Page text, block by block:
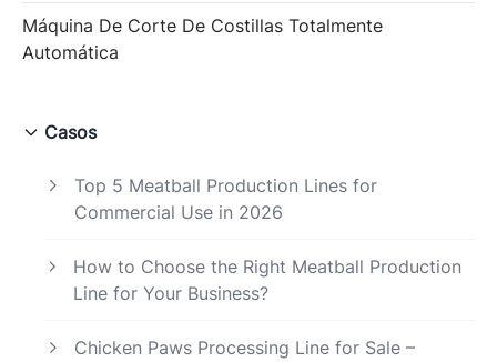
Máquina De Corte De Costillas Totalmente
Automática
Casos
Top 5 Meatball Production Lines for
Commercial Use in 2026
How to Choose the Right Meatball Production
Line for Your Business?
Chicken Paws Processing Line for Sale –